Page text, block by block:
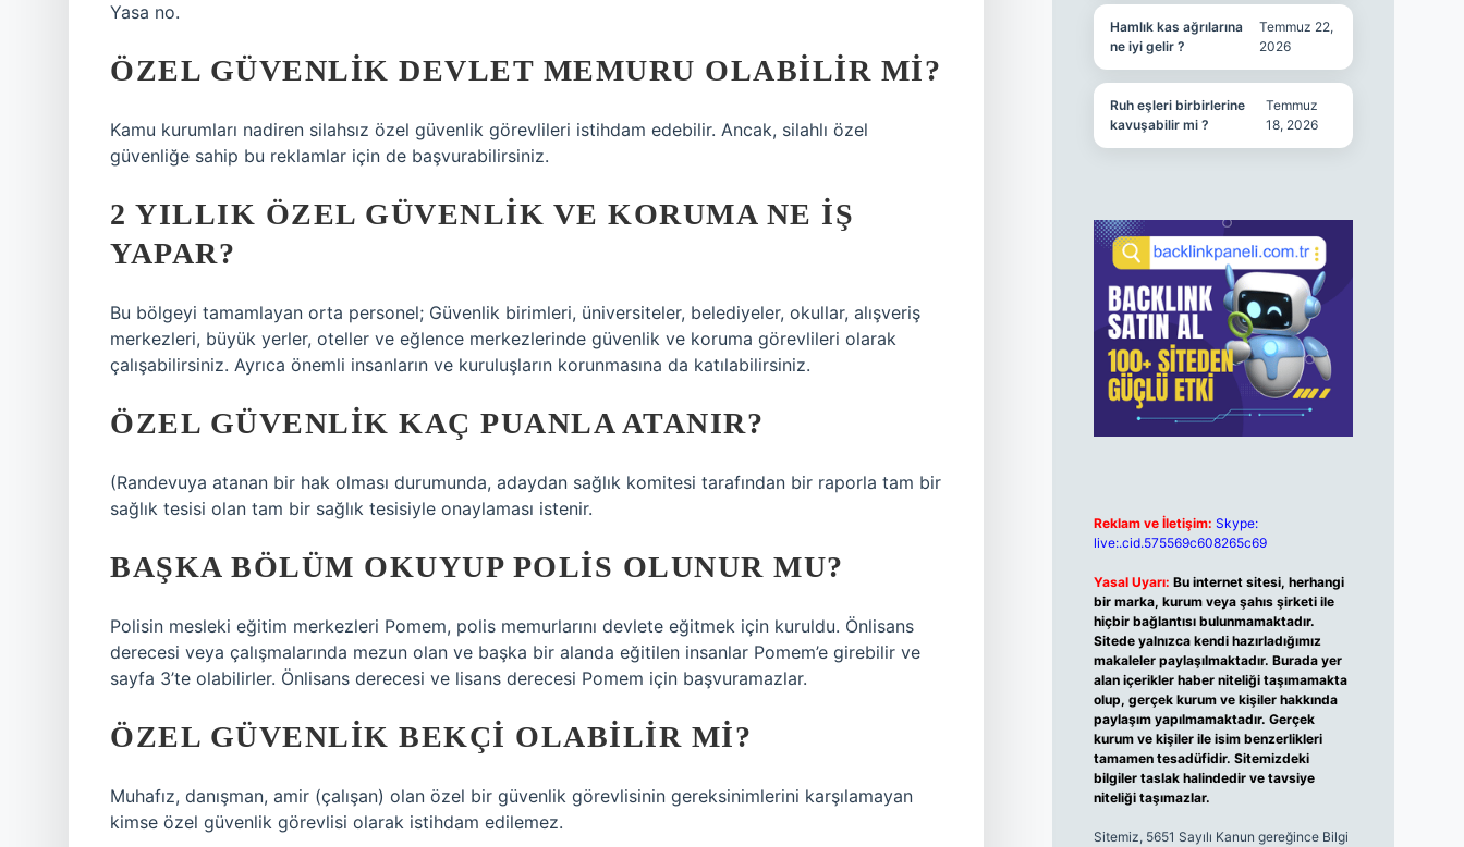
Yasa no.
ÖZEL GÜVENLIK DEVLET MEMURU OLABILIR MI?
Kamu kurumları nadiren silahsız özel güvenlik görevlileri istihdam edebilir. Ancak, silahlı özel
güvenliğe sahip bu reklamlar için de başvurabilirsiniz.
2 YILLIK ÖZEL GÜVENLIK VE KORUMA NE IŞ
YAPAR?
Bu bölgeyi tamamlayan orta personel; Güvenlik birimleri, üniversiteler, belediyeler, okullar, alışveriş
merkezleri, büyük yerler, oteller ve eğlence merkezlerinde güvenlik ve koruma görevlileri olarak
çalışabilirsiniz. Ayrıca önemli insanların ve kuruluşların korunmasına da katılabilirsiniz.
ÖZEL GÜVENLIK KAÇ PUANLA ATANIR?
(Randevuya atanan bir hak olması durumunda, adaydan sağlık komitesi tarafından bir raporla tam bir
sağlık tesisi olan tam bir sağlık tesisiyle onaylaması istenir.
BAŞKA BÖLÜM OKUYUP POLIS OLUNUR MU?
Polisin mesleki eğitim merkezleri Pomem, polis memurlarını devlete eğitmek için kuruldu. Önlisans
derecesi veya çalışmalarında mezun olan ve başka bir alanda eğitilen insanlar Pomem’e girebilir ve
sayfa 3’te olabilirler. Önlisans derecesi ve lisans derecesi Pomem için başvuramazlar.
ÖZEL GÜVENLIK BEKÇI OLABILIR MI?
Muhafız, danışman, amir (çalışan) olan özel bir güvenlik görevlisinin gereksinimlerini karşılamayan
kimse özel güvenlik görevlisi olarak istihdam edilemez.
Hamlık kas ağrılarına
ne iyi gelir ?
Temmuz 22,
2026
Ruh eşleri birbirlerine
kavuşabilir mi ?
Temmuz
18, 2026
Reklam ve İletişim: Skype:
live:.cid.575569c608265c69
Yasal Uyarı: Bu internet sitesi, herhangi
bir marka, kurum veya şahıs şirketi ile
hiçbir bağlantısı bulunmamaktadır.
Sitede yalnızca kendi hazırladığımız
makaleler paylaşılmaktadır. Burada yer
alan içerikler haber niteliği taşımamakta
olup, gerçek kurum ve kişiler hakkında
paylaşım yapılmamaktadır. Gerçek
kurum ve kişiler ile isim benzerlikleri
tamamen tesadüfidir. Sitemizdeki
bilgiler taslak halindedir ve tavsiye
niteliği taşımazlar.
Sitemiz, 5651 Sayılı Kanun gereğince Bilgi